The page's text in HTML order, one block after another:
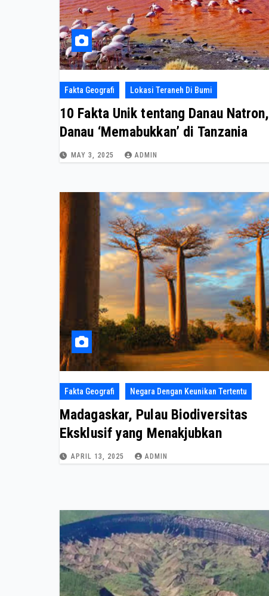
Fakta Geografi Lokasi Teraneh Di Bumi
10 Fakta Unik tentang Danau Natron,
Danau ‘Memabukkan’ di Tanzania
MAY 3, 2025 ADMIN
Fakta Geografi Negara Dengan Keunikan Tertentu
Madagaskar, Pulau Biodiversitas
Eksklusif yang Menakjubkan
APRIL 13, 2025 ADMIN